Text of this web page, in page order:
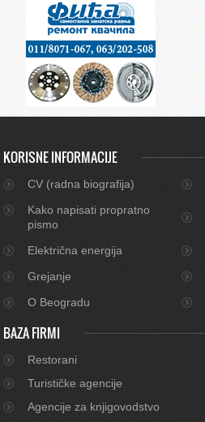
KORISNE INFORMACIJE
CV (radna biografija)
Kako napisati propratno
pismo
Električna energija
Grejanje
O Beogradu
BAZA FIRMI
Restorani
Turističke agencije
Agencije za knjigovodstvo